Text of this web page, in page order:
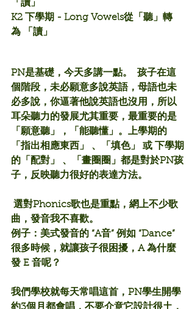
「讀」
K2 下學期 - Long Vowels從「聽」轉
為 「讀」
PN是基礎，今天多講一點。  孩子在這
個階段，未必願意多說英語，母語也未
必多說，你逼著他說英語也沒用，所以
耳朵聽力的發展尤其重要，最重要的是
「願意聽」，「能聽懂」。上學期的
「指出相應東西」
、「填色」
或 下學期
的「配對」 、
「 畫圈圈」都是對於PN孩
子，反映聽力很好的表達方法。
曲，發音我不喜歡。
例子：美式發音的 “A音” 例如 “Dance”
很多時候，就讓孩子很困擾，A 為什麼
發 E 音呢？
我們學校就每天常唱這首，PN學生開學